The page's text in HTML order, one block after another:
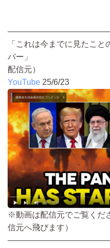
「これは今までに見たこ
バー」
配信元）
YouTube 25/6/23
※動画は配信元でご覧くだ
信元へ飛びます）